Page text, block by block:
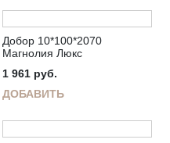
Добор 10*100*2070
Магнолия Люкс
1 961 руб.
ДОБАВИТЬ